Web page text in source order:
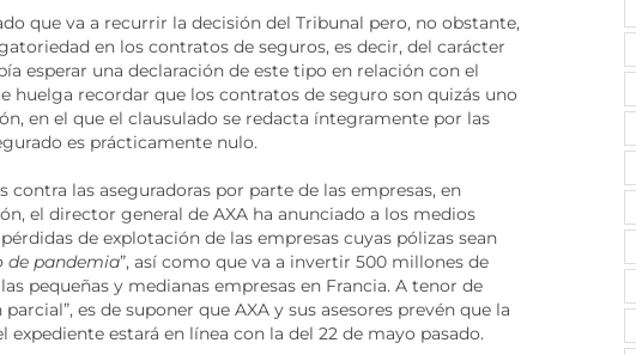
que va a recurrir la decisión del Tribunal pero, no obstante,
en los contratos de seguros, es decir, del carácter
esperar una declaración de este tipo en relación con el
huelga recordar que los contratos de seguro son quizás uno
en el que el clausulado se redacta íntegramente por las
es prácticamente nulo.
las aseguradoras por parte de las empresas, en
el director general de AXA ha anunciado a los medios
de explotación de las empresas cuyas pólizas sean
de pandemia”, así como que va a invertir 500 millones de
pequeñas y medianas empresas en Francia. A tenor de
es de suponer que AXA y sus asesores prevén que la
estará en línea con la del 22 de mayo pasado.